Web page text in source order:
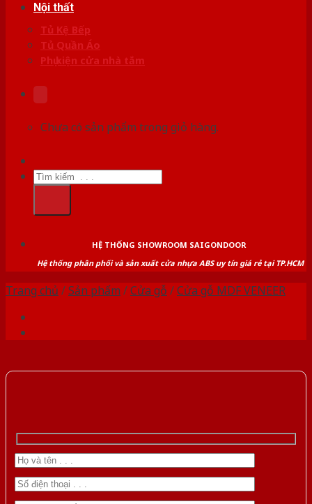
Nội thất
Tủ Kệ Bếp
Tủ Quần Áo
Phụ kiện cửa nhà tắm
Chưa có sản phẩm trong giỏ hàng.
Tìm
kiếm:
HỆ THỐNG SHOWROOM SAIGONDOOR
Hệ thống phân phối và sản xuất cửa nhựa ABS uy tín giá rẻ tại TP.HCM
Trang chủ /Sản phẩm /Cửa gỗ /Cửa gỗ MDF VENEER